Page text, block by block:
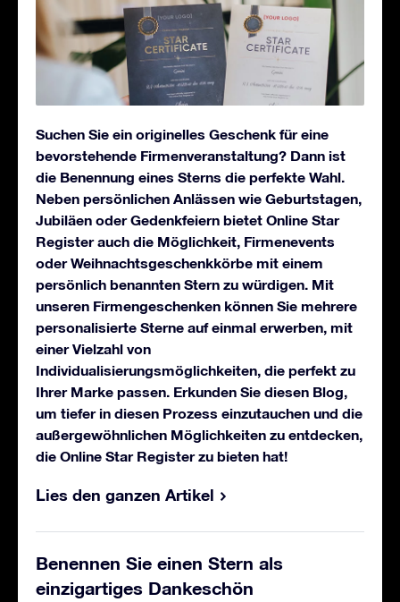
Suchen Sie ein originelles Geschenk für eine
bevorstehende Firmenveranstaltung? Dann ist
die Benennung eines Sterns die perfekte Wahl.
Neben persönlichen Anlässen wie Geburtstagen,
Jubiläen oder Gedenkfeiern bietet Online Star
Register auch die Möglichkeit, Firmenevents
oder Weihnachtsgeschenkkörbe mit einem
persönlich benannten Stern zu würdigen. Mit
unseren Firmengeschenken können Sie mehrere
personalisierte Sterne auf einmal erwerben, mit
einer Vielzahl von
Individualisierungsmöglichkeiten, die perfekt zu
Ihrer Marke passen. Erkunden Sie diesen Blog,
um tiefer in diesen Prozess einzutauchen und die
außergewöhnlichen Möglichkeiten zu entdecken,
die Online Star Register zu bieten hat!
Lies den ganzen Artikel
Benennen Sie einen Stern als
einzigartiges Dankeschön